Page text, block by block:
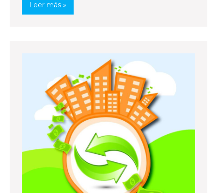
Leer más »